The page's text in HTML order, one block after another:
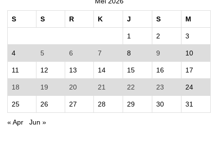
S S R K J S M
1 2 3
4 5 6 7 8 9 10
11 12 13 14 15 16 17
18 19 20 21 22 23 24
25 26 27 28 29 30 31
« Apr Jun »